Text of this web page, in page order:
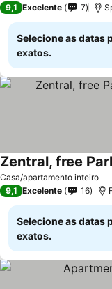
9,1 Excelente 7
Selecione as datas
exatos.
Casa/apartamento inteiro
9,1 Excelente 16
Selecione as datas
exatos.